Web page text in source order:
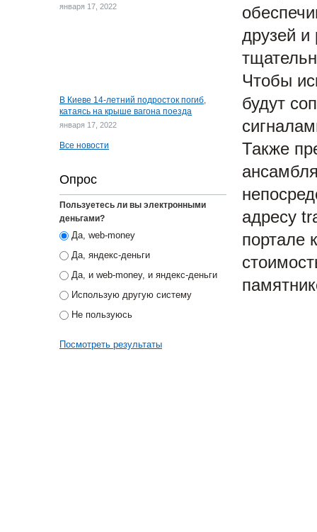
января 17, 2022
В Киеве 14-летний подросток погиб,
катаясь на крыше вагона поезда
января 17, 2022
Все новости
Опрос
Пользуетесь ли вы электронными
деньгами?
Да, web-money
Да, яндекс-деньги
Да, и web-money, и яндекс-деньги
Использую другую систему
Не пользуюсь
Посмотреть результаты
друзей и
Чтобы
будут
Также
адресу
портале